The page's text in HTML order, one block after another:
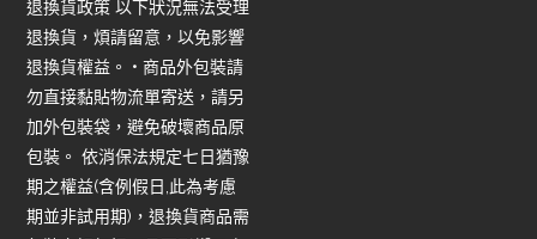
退換貨政策 以下狀況無法受理
退換貨，煩請留意，以免影響
退換貨權益。 • 商品外包裝請
勿直接黏貼物流單寄送，請另
加外包裝袋，避免破壞商品原
包裝。 依消保法規定七日猶豫
期之權益(含例假日,此為考慮
期並非試用期)，退換貨商品需